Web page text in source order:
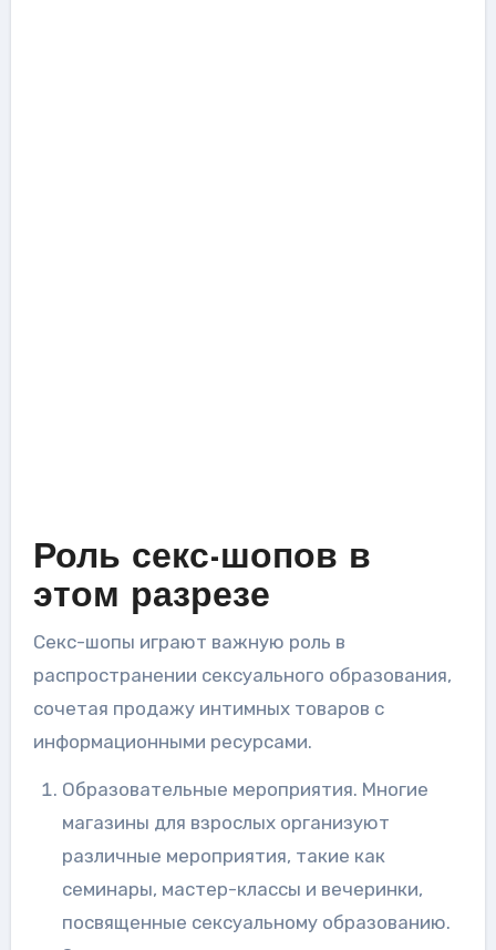
Роль секс-шопов в
этом разрезе
Секс-шопы играют важную роль в
распространении сексуального образования,
сочетая продажу интимных товаров с
информационными ресурсами.
Образовательные мероприятия. Многие
магазины для взрослых организуют
различные мероприятия, такие как
семинары, мастер-классы и вечеринки,
посвященные сексуальному образованию.